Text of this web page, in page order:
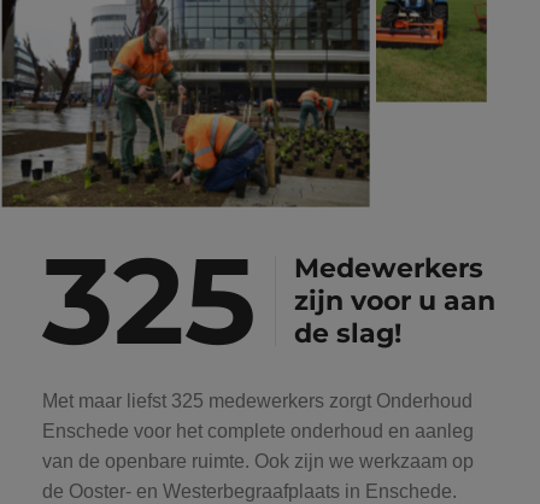
325
Medewerkers
zijn voor u aan
de slag!
Met maar liefst 325 medewerkers zorgt Onderhoud
Enschede voor het complete onderhoud en aanleg
van de openbare ruimte. Ook zijn we werkzaam op
de Ooster- en Westerbegraafplaats in Enschede.